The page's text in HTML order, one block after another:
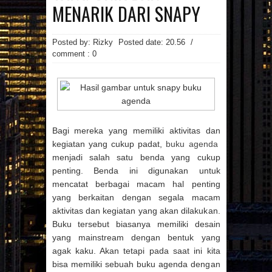
MANFAAT MAJU
MASAKAN
MINUMAN
OTOMOTIF
PAKAIAN
PEMBANGUNAN
PENDIDIKAN
PERCETAKAN
PRAGNANCY
PROPERTI
REVIEW
SPORTS
TECHNOLOGY
TIPS
VIDEO
WANITA WISATA
Arsip Blog
► 2026 (7) ► 2025 (17)
► 2024 (22) ► 2023 (21)
► 2022 (1) ► 2021 (3)
►
2019 (123)
► NOVEMBER (10)
► OKTOBER (6)
► 2018 (135) ► 2017 (86)
► 2016 (107) ► 2015 (50)
MENARIK DARI SNAPY
Posted by: Rizky Posted date: 20.56
/
comment : 0
Bagi mereka yang memiliki aktivitas dan
kegiatan yang cukup padat, buku agenda
menjadi salah satu benda yang cukup
penting. Benda ini digunakan untuk
mencatat berbagai macam hal penting
yang berkaitan dengan segala macam
aktivitas dan kegiatan yang akan dilakukan.
Buku tersebut biasanya memiliki desain
yang mainstream dengan bentuk yang
agak kaku. Akan tetapi pada saat ini kita
bisa memiliki sebuah buku agenda dengan